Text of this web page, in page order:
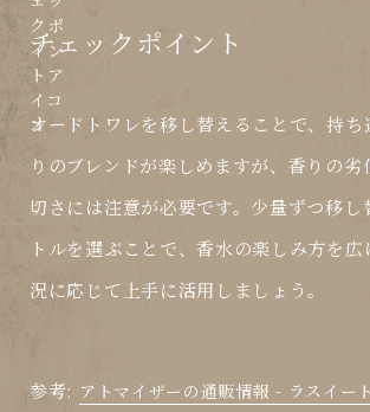
チェックポイント
オードトワレを移し替えることで、持ち
りのブレンドが楽しめますが、香りの
切さには注意が必要です。少量ずつ移し
トルを選ぶことで、香水の楽しみ方を
況に応じて上手に活用しましょう。
参考: アトマイザーの通販情報 - ラスイー